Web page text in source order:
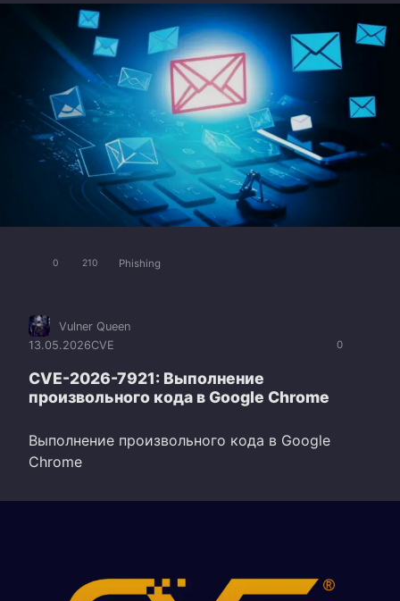
0 210 Phishing
0
Vulner Queen
13.05.2026CVE
CVE-2026-7921: Выполнение
произвольного кода в Google Chrome
Выполнение произвольного кода в Google
Chrome